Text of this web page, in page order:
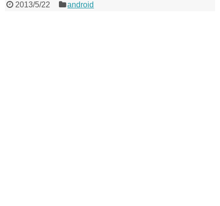
2013/5/22 android